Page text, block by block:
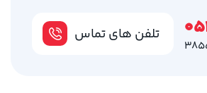
تلفن های تماس